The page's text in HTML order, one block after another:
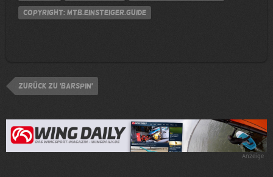
Copyright: MTB.Einsteiger.Guide
zurück zu 'Barspin'
Anzeige